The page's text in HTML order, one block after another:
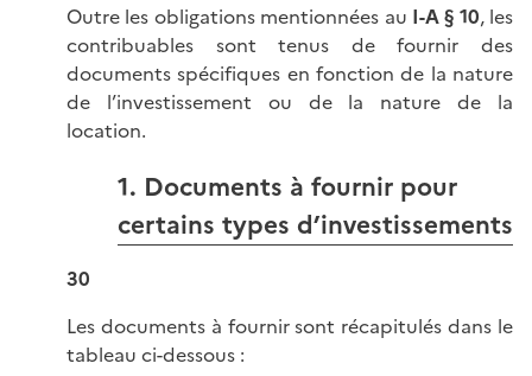
Outre les obligations mentionnées au I-A § 10, les
contribuables sont tenus de fournir des
documents spécifiques en fonction de la nature
de l’investissement ou de la nature de la
location.
1. Documents à fournir pour
certains types d’investissements
30
Les documents à fournir sont récapitulés dans le
tableau ci-dessous :